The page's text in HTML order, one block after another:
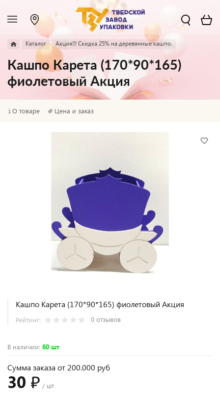
Каталог Акция!!! Скидка 25% на деревянные кашпо.
Кашпо Карета (170*90*165)
фиолетовый Акция
О товаре Цена и заказ
Кашпо Карета (170*90*165) фиолетовый Акция
Рейтинг: 0 отзывов
В наличии: 60 шт
Сумма заказа от 200.000 руб
30 ₽ / шт